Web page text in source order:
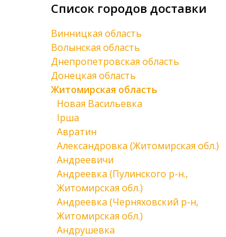
Список городов доставки
Винницкая область
Волынская область
Днепропетровская область
Донецкая область
Житомирская область
Новая Васильевка
Ірша
Авратин
Александровка (Житомирская обл.)
Андреевичи
Андреевка (Пулинского р-н.,
Житомирская обл.)
Андреевка (Черняховский р-н,
Житомирская обл.)
Андрушевка